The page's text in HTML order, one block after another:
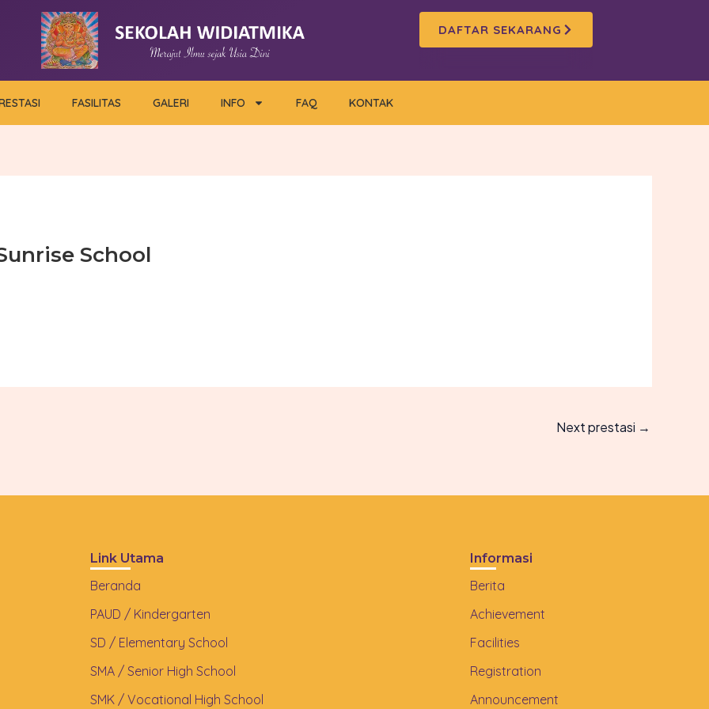
DAFTAR SEKARANG
FASILITAS GALERI INFO FAQ KONTAK
School
Next prestasi →
Link Utama
Beranda
PAUD / Kindergarten
SD / Elementary School
SMA / Senior High School
SMK / Vocational High School
Informasi
Berita
Achievement
Facilities
Registration
Announcement